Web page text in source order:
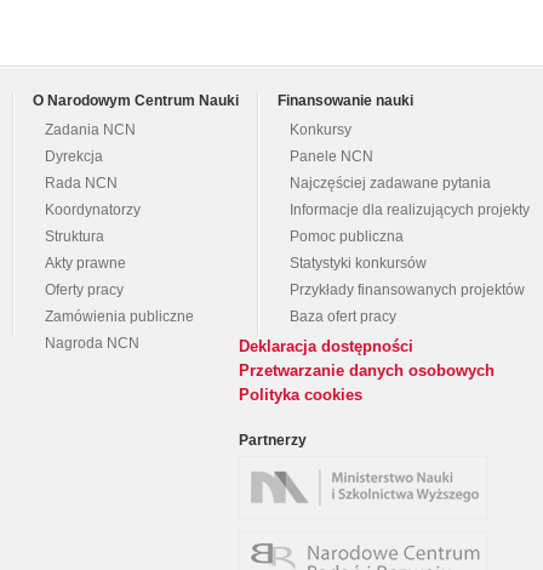
O Narodowym Centrum Nauki
Zadania NCN
Dyrekcja
Rada NCN
Koordynatorzy
Struktura
Akty prawne
Oferty pracy
Zamówienia publiczne
Nagroda NCN
Finansowanie nauki
Konkursy
Panele NCN
Najczęściej zadawane pytania
Informacje dla realizujących projekty
Pomoc publiczna
Statystyki konkursów
Przykłady finansowanych projektów
Baza ofert pracy
Deklaracja dostępności
Przetwarzanie danych osobowych
Polityka cookies
Partnerzy